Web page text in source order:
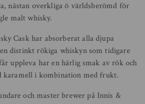
nästan overkliga ö världsberömd för
malt whisky.
Cask har absorberat alla djupa
distinkt rökiga whiskyn som tidigare
uppleva har en härlig smak av rök och
karamell i kombination med frukt.
och master brewer på Innis &